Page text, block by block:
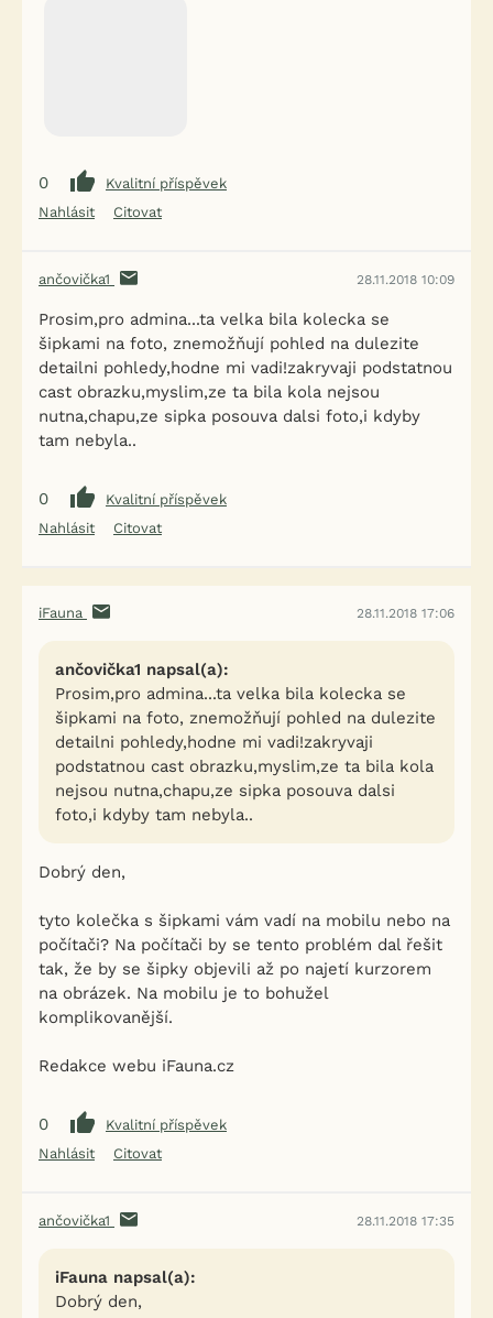
0
Kvalitní příspěvek
Nahlásit
Citovat
ančovička1 28.11.2018 10:09
Prosim,pro admina...ta velka bila kolecka se
šipkami na foto, znemožňují pohled na dulezite
detailni pohledy,hodne mi vadi!zakryvaji podstatnou
cast obrazku,myslim,ze ta bila kola nejsou
nutna,chapu,ze sipka posouva dalsi foto,i kdyby
tam nebyla..
0
Kvalitní příspěvek
Nahlásit
Citovat
iFauna 28.11.2018 17:06
ančovička1 napsal(a):
Prosim,pro admina...ta velka bila kolecka se
šipkami na foto, znemožňují pohled na dulezite
detailni pohledy,hodne mi vadi!zakryvaji
podstatnou cast obrazku,myslim,ze ta bila kola
nejsou nutna,chapu,ze sipka posouva dalsi
foto,i kdyby tam nebyla..
Dobrý den,
tyto kolečka s šipkami vám vadí na mobilu nebo na
počítači? Na počítači by se tento problém dal řešit
tak, že by se šipky objevili až po najetí kurzorem
na obrázek. Na mobilu je to bohužel
komplikovanější.
Redakce webu iFauna.cz
0
Kvalitní příspěvek
Nahlásit
Citovat
ančovička1 28.11.2018 17:35
iFauna napsal(a):
Dobrý den,